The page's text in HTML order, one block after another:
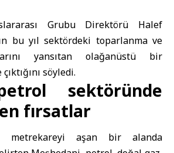
Grubu Direktörü Halef
bu yıl sektördeki toparlanma ve
yansıtan olağanüstü bir
söyledi.
sektöründe
fırsatlar
metrekareyi aşan bir alanda